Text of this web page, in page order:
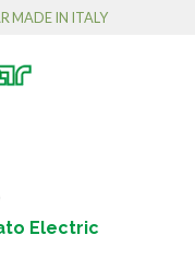
MADE IN ITALY
Electric